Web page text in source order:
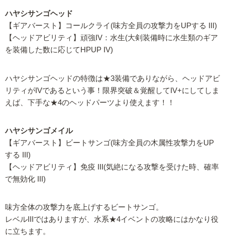
ハヤシサンゴヘッド
【ギアバースト】コールクライ(味方全員の攻撃力をUPする III)
【ヘッドアビリティ】頑強IV：水生(大剣装備時に水生類のギア
を装備した数に応じてHPUP IV)
ハヤシサンゴヘッドの特徴は★3装備でありながら、ヘッドアビ
リティがIVであるという事！限界突破＆覚醒してIV+にしてしま
えば、下手な★4のヘッドパーツより使えます！！
ハヤシサンゴメイル
【ギアバースト】ビートサンゴ(味方全員の木属性攻撃力をUP
する III)
【ヘッドアビリティ】免疫 III(気絶になる攻撃を受けた時、確率
で無効化 III)
味方全体の攻撃力を底上げするビートサンゴ。
レベルIIIではありますが、水系★4イベントの攻略にはかなり役
に立ちます。